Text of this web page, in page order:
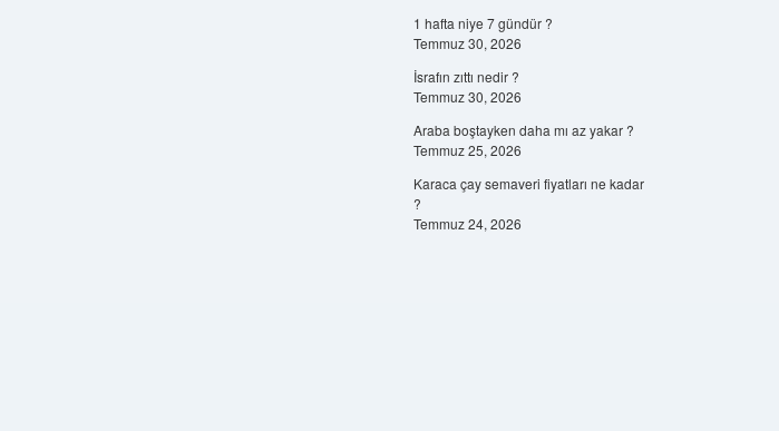
1 hafta niye 7 gündür ?
Temmuz 30, 2026
İsrafın zıttı nedir ?
Temmuz 30, 2026
Araba boştayken daha mı az yakar ?
Temmuz 25, 2026
Karaca çay semaveri fiyatları ne kadar
?
Temmuz 24, 2026